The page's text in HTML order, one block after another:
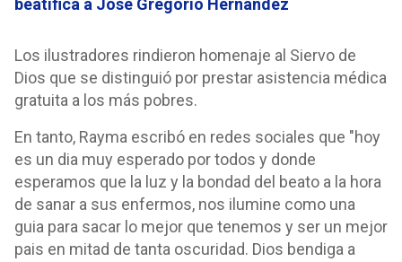
beatifica a José Gregorio Hernández
Los ilustradores rindieron homenaje al Siervo de
Dios que se distinguió por prestar asistencia médica
gratuita a los más pobres.
En tanto, Rayma escribó en redes sociales que "hoy
es un dia muy esperado por todos y donde
esperamos que la luz y la bondad del beato a la hora
de sanar a sus enfermos, nos ilumine como una
guia para sacar lo mejor que tenemos y ser un mejor
pais en mitad de tanta oscuridad. Dios bendiga a